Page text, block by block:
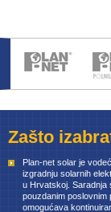
Zašto
Plan-net solar je
izgradnju solarnih
u Hrvatskoj. Saradnja
pouzdanim poslovnim
omogućava